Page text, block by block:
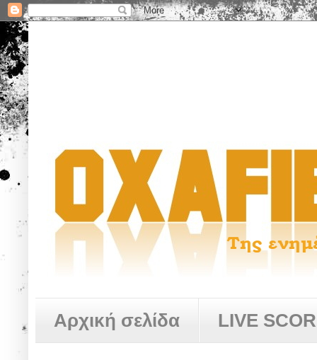
Αρχική σελίδα LIVE